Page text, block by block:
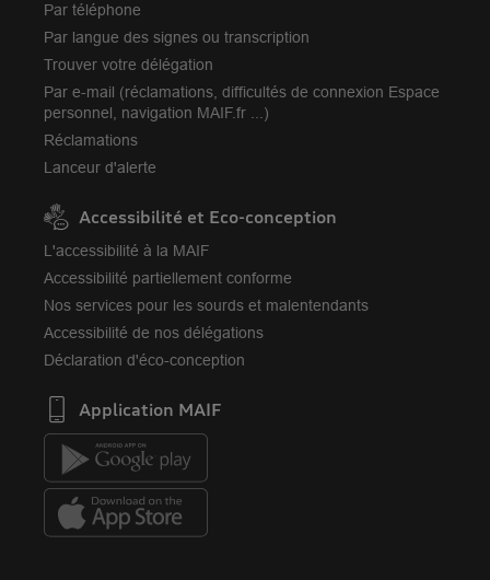
Par téléphone
Par langue des signes ou transcription
Trouver votre délégation
Par e-mail (réclamations, difficultés de connexion Espace
personnel, navigation MAIF.fr ...)
Réclamations
Lanceur d'alerte
Accessibilité et Eco-conception
L'accessibilité à la MAIF
Accessibilité partiellement conforme
Nos services pour les sourds et malentendants
Accessibilité de nos délégations
Déclaration d'éco-conception
Application MAIF